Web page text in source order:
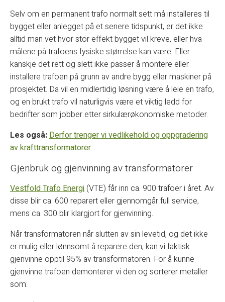
Selv om en permanent trafo normalt sett må installeres til
bygget eller anlegget på et senere tidspunkt, er det ikke
alltid man vet hvor stor effekt bygget vil kreve, eller hva
målene på trafoens fysiske størrelse kan være. Eller
kanskje det rett og slett ikke passer å montere eller
installere trafoen på grunn av andre bygg eller maskiner på
prosjektet. Da vil en midlertidig løsning være å leie en trafo,
og en brukt trafo vil naturligvis være et viktig ledd for
bedrifter som jobber etter sirkulærøkonomiske metoder.
Les også:Derfor trenger vi vedlikehold og oppgradering
av krafttransformatorer
Gjenbruk og gjenvinning av transformatorer
Vestfold Trafo Energi (VTE) får inn ca. 900 trafoer i året. Av
disse blir ca. 600 reparert eller gjennomgår full service,
mens ca. 300 blir klargjort for gjenvinning.
Når transformatoren når slutten av sin levetid, og det ikke
er mulig eller lønnsomt å reparere den, kan vi faktisk
gjenvinne opptil 95% av transformatoren. For å kunne
gjenvinne trafoen demonterer vi den og sorterer metaller
som: